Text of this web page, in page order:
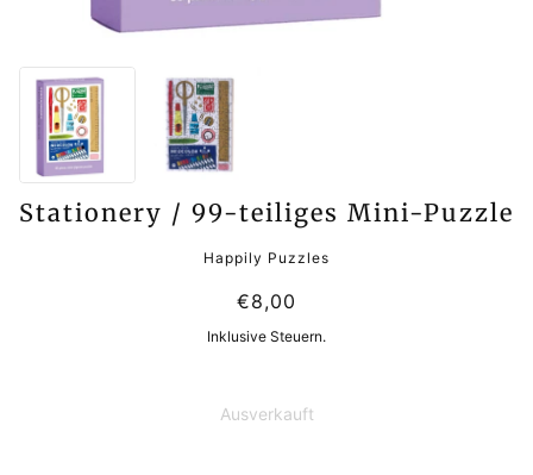
Stationery / 99-teiliges Mini-Puzzle
Happily Puzzles
€8,00
Inklusive Steuern.
Ausverkauft